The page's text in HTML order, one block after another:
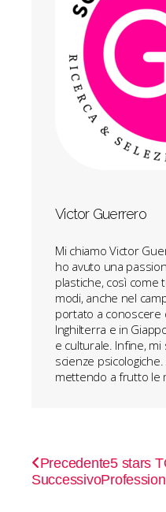
Victor Guerrero
Mi chiamo Victor
ho avuto una
plastiche, così come
modi, anche nel
portato a conoscere
Inghilterra e in
e culturale. Infine,
scienze
mettendo a frutto le
Precedente5 stars
Successivo